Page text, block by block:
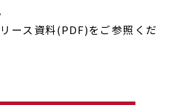
ース資料(PDF)をご参照くだ